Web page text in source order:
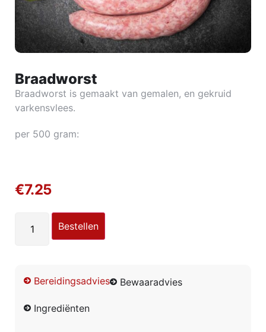
Braadworst
Braadworst is gemaakt van gemalen, en gekruid
varkensvlees.
per 500 gram:
€7.25
Bestellen
Bereidingsadvies Bewaaradvies
Ingrediënten